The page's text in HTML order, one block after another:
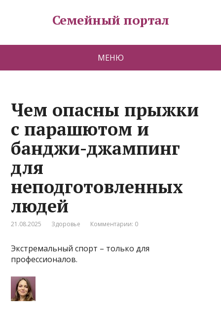
Семейный портал
МЕНЮ
Чем опасны прыжки
с парашютом и
банджи-джампинг
для
неподготовленных
людей
21.08.2025 Здоровье Комментарии: 0
Экстремальный спорт – только для
профессионалов.